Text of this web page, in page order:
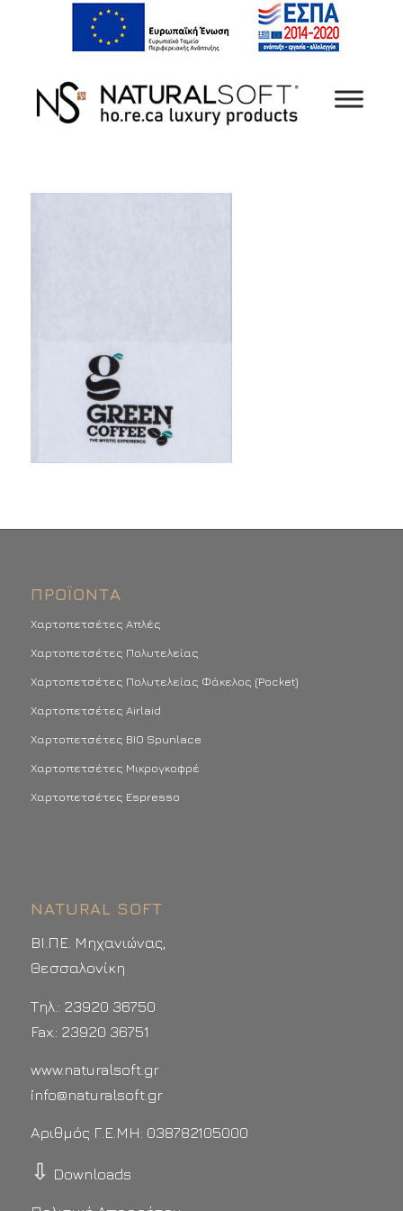
ΠΡΟΪΌΝΤΑ
Χαρτοπετσέτες Απλές
Χαρτοπετσέτες Πολυτελείας
Χαρτοπετσέτες Πολυτελείας Φάκελος (Pocket)
Χαρτοπετσέτες Airlaid
Χαρτοπετσέτες BIO Spunlace
Χαρτοπετσέτες Μικρογκοφρέ
Χαρτοπετσέτες Espresso
NATURAL SOFT
ΒΙ.ΠΕ. Μηχανιώνας,
Θεσσαλονίκη
Τηλ.: 23920 36750
Fax.: 23920 36751
www.naturalsoft.gr
info@naturalsoft.gr
Αριθμός Γ.Ε.ΜΗ: 038782105000
⇩ Downloads